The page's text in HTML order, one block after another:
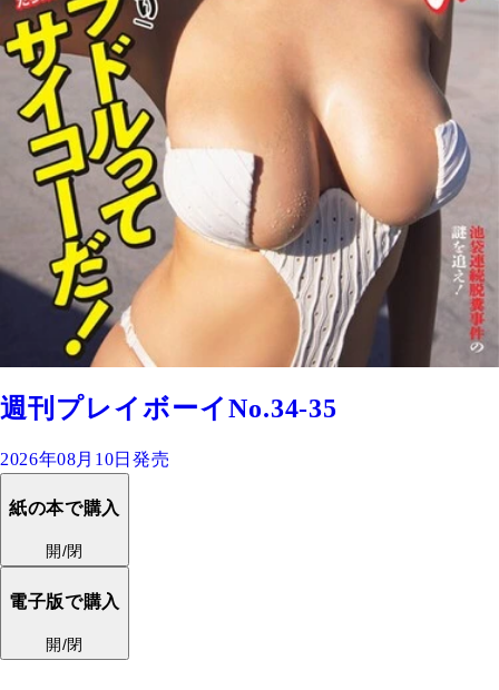
週刊プレイボーイNo.34-35
2026年08月10日発売
紙の本で購入
開/閉
電子版で購入
開/閉